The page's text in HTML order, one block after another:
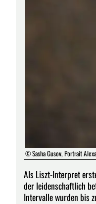
© Sasha Gusov, Portrait
Als Liszt-Interpret
der leidenschaftlich
Intervalle wurden bis